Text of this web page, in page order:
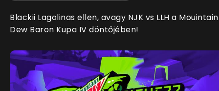
Blackii Lagolinas ellen, avagy NJK vs LLH a Mouintain
Dew Baron Kupa IV döntőjében!